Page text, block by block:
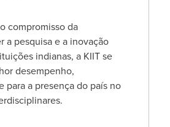
compromisso da
a pesquisa e a inovação
indianas, a KIIT se
desempenho,
a presença do país no